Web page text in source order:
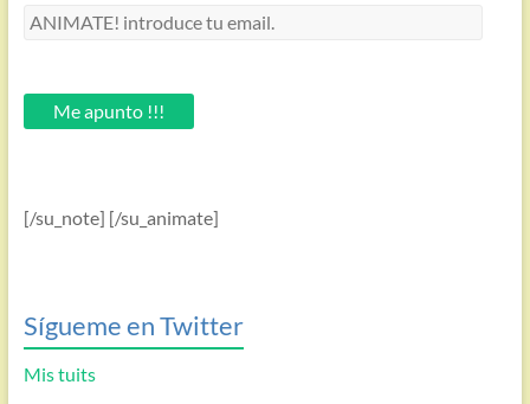
ANIMATE!
email.Me apunto !!!
[/su_note] [/su_animate]
Sígueme en Twitter
Mis tuits